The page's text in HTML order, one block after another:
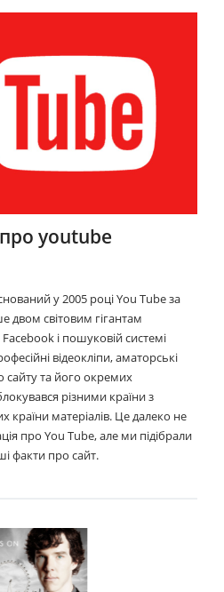
youtube
у 2005 році You Tube за
двом світовим гігантам
і пошуковій системі
відеокліпи, аматорські
сайту та його окремих
різними країни з
матеріалів. Це далеко не
про You Tube, але ми підібрали
факти про сайт.